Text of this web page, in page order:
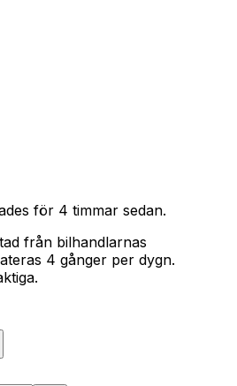
för 4 timmar sedan.
från bilhandlarnas
4 gånger per dygn.